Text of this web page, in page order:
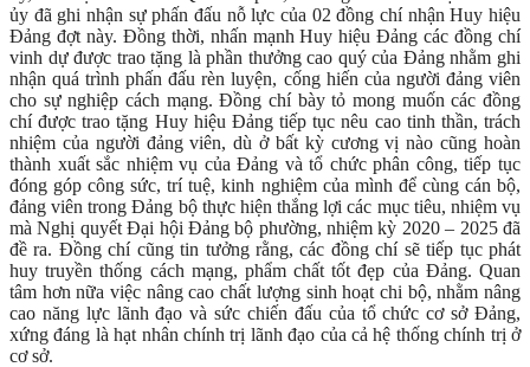
ủy đã ghi nhận sự phấn đấu nỗ lực của 02 đồng chí nhận Huy hiệu
Đảng đợt này. Đồng thời, nhấn mạnh Huy hiệu Đảng các đồng chí
vinh dự được trao tặng là phần thưởng cao quý của Đảng nhằm ghi
nhận quá trình phấn đấu rèn luyện, cống hiến của người đảng viên
cho sự nghiệp cách mạng. Đồng chí bày tỏ mong muốn các đồng
chí được trao tặng Huy hiệu Đảng tiếp tục nêu cao tinh thần, trách
nhiệm của người đảng viên, dù ở bất kỳ cương vị nào cũng hoàn
thành xuất sắc nhiệm vụ của Đảng và tổ chức phân công, tiếp tục
đóng góp công sức, trí tuệ, kinh nghiệm của mình để cùng cán bộ,
đảng viên trong Đảng bộ thực hiện thắng lợi các mục tiêu, nhiệm vụ
mà Nghị quyết Đại hội Đảng bộ phường, nhiệm kỳ 2020 – 2025 đã
đề ra. Đồng chí cũng tin tưởng rằng, các đồng chí sẽ tiếp tục phát
huy truyền thống cách mạng, phẩm chất tốt đẹp của Đảng. Quan
tâm hơn nữa việc nâng cao chất lượng sinh hoạt chi bộ, nhằm nâng
cao năng lực lãnh đạo và sức chiến đấu của tổ chức cơ sở Đảng,
xứng đáng là hạt nhân chính trị lãnh đạo của cả hệ thống chính trị ở
cơ sở.